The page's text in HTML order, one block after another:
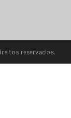
reservados.